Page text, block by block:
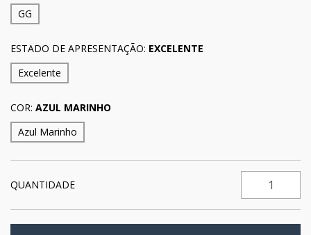
GG
ESTADO DE APRESENTAÇÃO: EXCELENTE
Excelente
COR: AZUL MARINHO
Azul Marinho
QUANTIDADE